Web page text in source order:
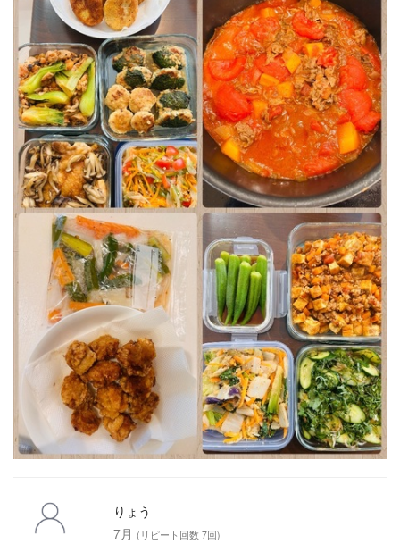
⚪︎ポテトコロッケ
⚪︎豚肉唐揚げ
⚪︎豚キムチ
⚪︎とりの照り焼き
⚪︎鮭の甘酢漬け
⚪︎厚揚げキーマカレー
⚪︎きゅうりの浅漬け
⚪︎白菜の胡麻和え
⚪︎おくらお浸し
⚪︎野菜のエスニックマリネ
りょう
7月 (リピート回数 7回)